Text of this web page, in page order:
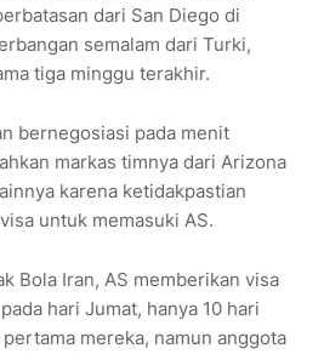
dari San Diego di
semalam dari Turki,
tiga minggu terakhir.
bernegosiasi pada menit
markas timnya dari Arizona
karena ketidakpastian
untuk memasuki AS.
Bola Iran, AS memberikan visa
hari Jumat, hanya 10 hari
mereka, namun anggota